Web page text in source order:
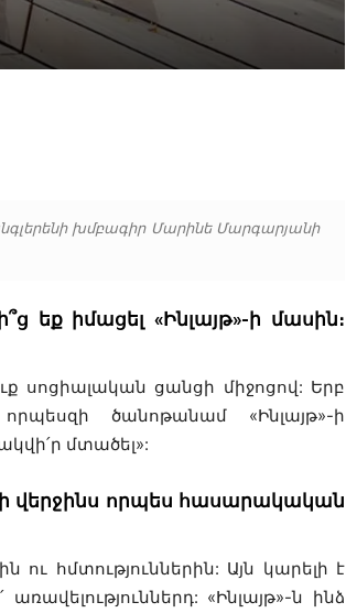
խմբագիր Մարինե Մարգարյանի
եք իմացել «Ինլայթ»-ի մասին։
սոցիալական ցանցի միջոցով: Երբ
ծանոթանամ «Ինլայթ»-ի
մտածել»:
վերջինս որպես հասարակական
հմտություններին: Այն կարելի է
«Ինլայթ»-ն ինձ